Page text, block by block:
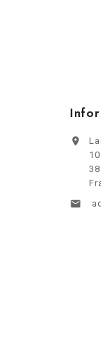

